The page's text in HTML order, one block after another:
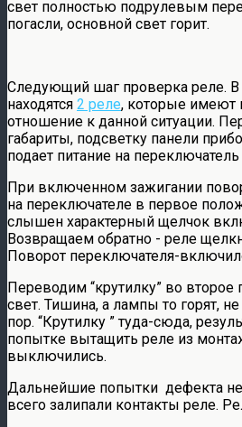
свет полностью подрулевым
погасли, основной свет горит.
Следующий шаг проверка реле.
находятся 2 реле, которые имеют
отношение к данной ситуации.
габариты, подсветку панели
подает питание на
При включенном зажигании
на переключателе в первое
слышен характерный щелчок
Возвращаем обратно - реле
Поворот переключателя-
Переводим “крутилку” во
свет. Тишина, а лампы то горят,
пор. “Крутилку ” туда-сюда,
попытке вытащить реле из
выключились.
Дальнейшие попытки дефекта
всего залипали контакты реле.